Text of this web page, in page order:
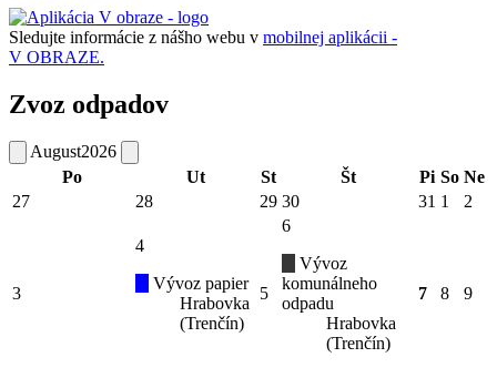
Sledujte informácie z nášho webu v mobilnej aplikácii -
V OBRAZE.
Zvoz odpadov
August2026
Po
Ut St Št Pi So Ne
27
28 29 30 31 1 2
3
4
Vývoz papier
Hrabovka
(Trenčín)
5
6
Vývoz
komunálneho
odpadu
Hrabovka
(Trenčín)
7 8 9